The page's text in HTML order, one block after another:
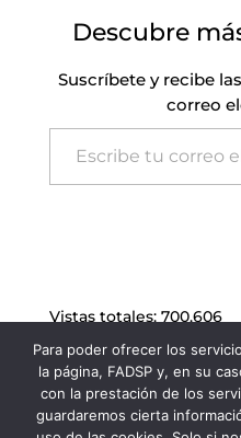
Descubre
Suscríbete y recibe
correo
Escribe tu correo electrónico…
Vistas totales: 700.606
Para poder ofrecer los
la página, FADSP y, en su
con la prestación de los
guardaremos cierta